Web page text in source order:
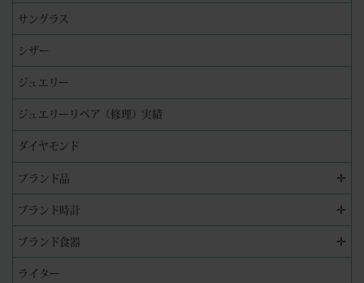
サングラス
シザー
ジュエリー
ジュエリーリペア（修理）実績
ダイヤモンド
ブランド品 ✛
ブランド時計 ✛
ブランド食器 ✛
ライター